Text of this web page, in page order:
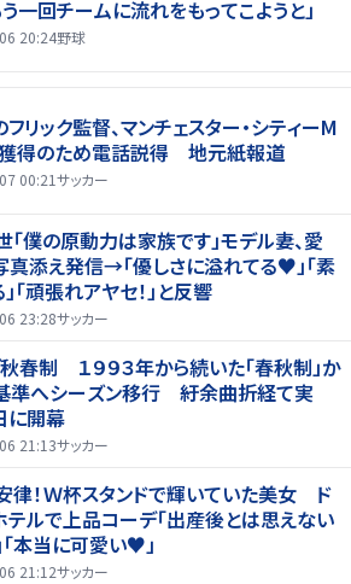
一回チームに流れをもってこようと」
20:24野球
リック監督、マンチェスター・シティーM
獲得のため電話説得 地元紙報道
00:21サッカー
僕の原動力は家族です」モデル妻、愛
真添え発信→「優しさに溢れてる♥」「素
「頑張れアヤセ！」と反響
23:28サッカー
春制 １９９３年から続いた「春秋制」か
準へシーズン移行 紆余曲折経て実
に開幕
21:13サッカー
律！Ｗ杯スタンドで輝いていた美女 ド
テルで上品コーデ「出産後とは思えない
本当に可愛い♥」
21:12サッカー